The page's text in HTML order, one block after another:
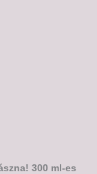
300 ml-es